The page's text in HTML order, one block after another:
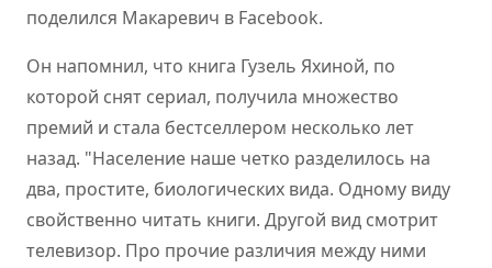
поделился Макаревич в Facebook.
Он напомнил, что книга Гузель Яхиной, по
которой снят сериал, получила множество
премий и стала бестселлером несколько лет
назад. "Население наше четко разделилось на
два, простите, биологических вида. Одному виду
свойственно читать книги. Другой вид смотрит
телевизор. Про прочие различия между ними